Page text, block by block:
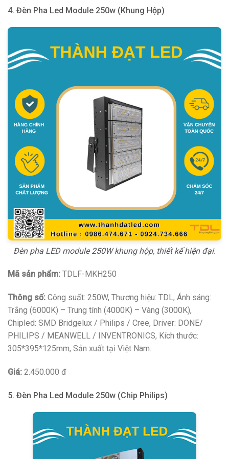
4. Đèn Pha Led Module 250w (Khung Hộp)
Đèn pha LED module 250W khung hộp, thiết kế hiện đại.
Mã sản phẩm: TDLF-MKH250
Thông số: Công suất: 250W, Thương hiệu: TDL, Ánh sáng:
Trắng (6000K) – Trung tính (4000K) – Vàng (3000K),
Chipled: SMD Bridgelux / Philips / Cree, Driver: DONE/
PHILIPS / MEANWELL / INVENTRONICS, Kích thước:
305*395*125mm, Sản xuất tại Việt Nam.
Giá: 2.450.000 đ
5. Đèn Pha Led Module 250w (Chip Philips)